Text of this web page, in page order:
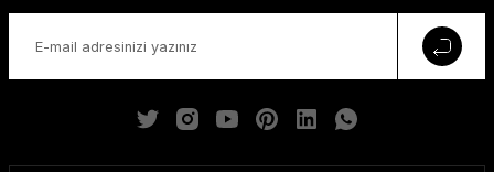
32.500,00 ₺